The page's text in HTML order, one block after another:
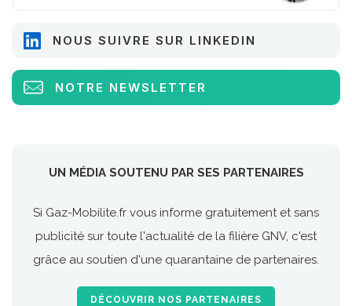
NOUS SUIVRE SUR LINKEDIN
NOTRE NEWSLETTER
UN MÉDIA SOUTENU PAR SES PARTENAIRES
Si Gaz-Mobilite.fr vous informe gratuitement et sans
publicité sur toute l'actualité de la filière GNV, c'est
grâce au soutien d'une quarantaine de partenaires.
DÉCOUVRIR NOS PARTENAIRES